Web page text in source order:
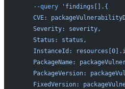
    --query
'findings[].{
CVE:
    Severity: severity,
    Status: status,
InstanceId:
PackageName:
PackageVersion:
FixedVersion: